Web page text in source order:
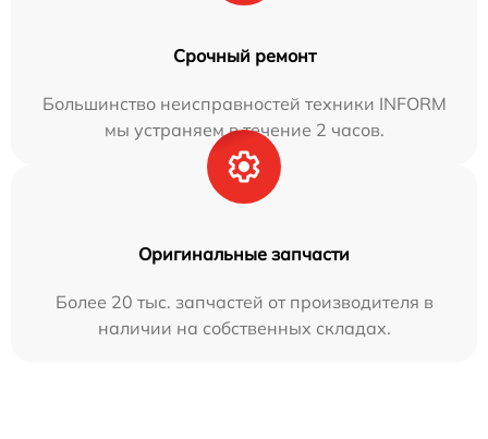
Срочный ремонт
Большинство неисправностей техники INFORM
мы устраняем в течение 2 часов.
Оригинальные запчасти
Более 20 тыс. запчастей от производителя в
наличии на собственных складах.